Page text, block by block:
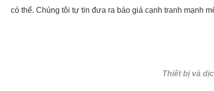
có thể. Chúng tôi tự tin đưa ra báo giá cạnh tranh mạnh
Thiết bị và